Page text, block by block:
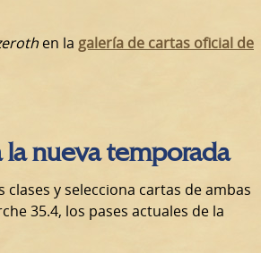
en la galería de cartas oficial de
nueva temporada
clases y selecciona cartas de ambas
35.4, los pases actuales de la